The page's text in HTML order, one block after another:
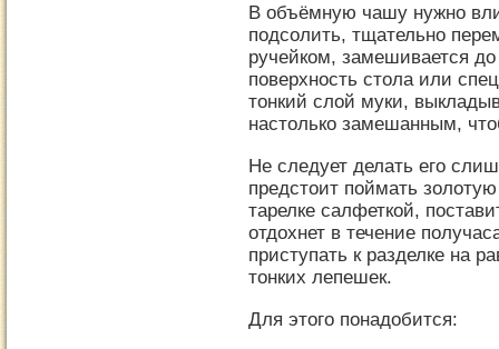
В объёмную чашу нужно
подсолить, тщательно
ручейком, замешивается до
поверхность стола или
тонкий слой муки,
настолько замешанным,
Не следует делать его
предстоит поймать
тарелке салфеткой,
отдохнет в течение
приступать к разделке на
тонких лепешек.
Для этого понадобится: